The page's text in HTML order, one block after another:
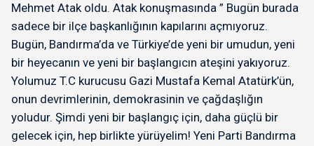
Mehmet Atak oldu. Atak konuşmasında ” Bugün burada
sadece bir ilçe başkanlığının kapılarını açmıyoruz.
Bugün, Bandırma’da ve Türkiye’de yeni bir umudun, yeni
bir heyecanın ve yeni bir başlangıcın ateşini yakıyoruz.
Yolumuz T.C kurucusu Gazi Mustafa Kemal Atatürk’ün,
onun devrimlerinin, demokrasinin ve çağdaşlığın
yoludur. Şimdi yeni bir başlangıç için, daha güçlü bir
gelecek için, hep birlikte yürüyelim! Yeni Parti Bandırma